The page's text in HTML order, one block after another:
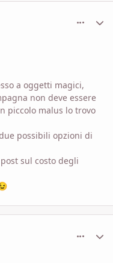
a oggetti magici,
non deve essere
piccolo malus lo trovo
possibili opzioni di
sul costo degli